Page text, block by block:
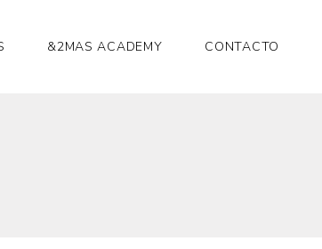
&2MAS ACADEMY CONTACTO